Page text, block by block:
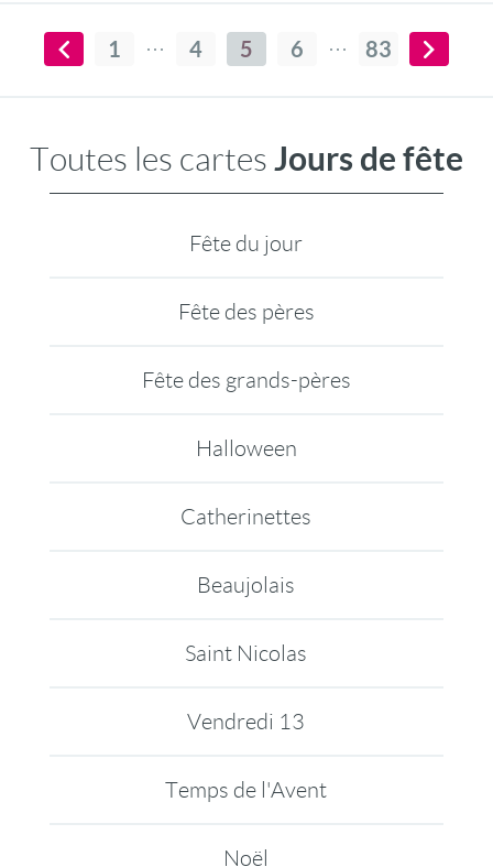
1 4 5 6 83
Toutes les cartes Jours de fête
Fête du jour
Fête des pères
Fête des grands-pères
Halloween
Catherinettes
Beaujolais
Saint Nicolas
Vendredi 13
Temps de l'Avent
Noël